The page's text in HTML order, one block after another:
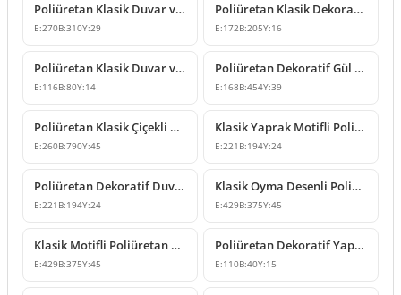
Poliüretan Klasik Duvar ve Mobilya Süsleme Modelleri
E:270B:310Y:29
Poliüretan Klasik Dekoratif Süsleme ve Motif Modelleri
E:172B:205Y:16
Poliüretan Klasik Duvar ve Mobilya Süsleme Modelleri
E:116B:80Y:14
Poliüretan Dekoratif Gül Motifli Duvar Süsü Modelleri
E:168B:454Y:39
Poliüretan Klasik Çiçekli Duvar ve Cephe Süsleme Modeli
E:260B:790Y:45
Klasik Yaprak Motifli Poliüretan Dekoratif Süsleme Modeli
E:221 B:194Y:24
Poliüretan Dekoratif Duvar ve Mobilya Süsleme Modeli
E:221 B:194Y:24
Klasik Oyma Desenli Poliüretan Duvar Süsleme Modeli
E:429B:375Y:45
Klasik Motifli Poliüretan Duvar Süsleme Modeli
E:429B:375Y:45
Poliüretan Dekoratif Yaprak Motifli Duvar Süsleme Modeli
E:110B:40Y:15